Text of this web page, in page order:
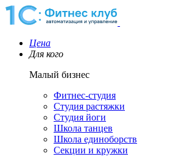
Цена
Для кого
Малый бизнес
Фитнес-студия
Студия растяжки
Студия йоги
Школа танцев
Школа единоборств
Секции и кружки